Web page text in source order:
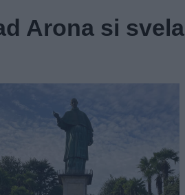
Arona si svela